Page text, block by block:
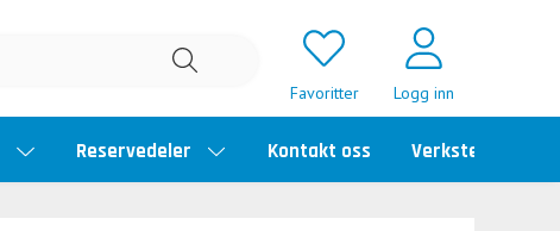
Favoritter Logg inn
Reservedeler Kontakt oss Verkstedtime